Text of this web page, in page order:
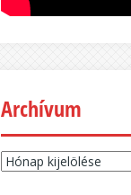
Archívum
Archívum